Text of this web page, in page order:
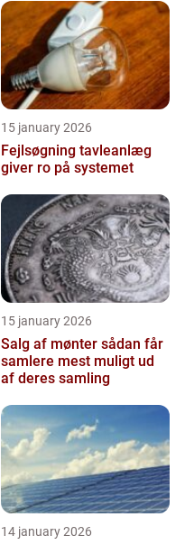
15 january 2026
Fejlsøgning tavleanlæg
giver ro på systemet
15 january 2026
Salg af mønter sådan får
samlere mest muligt ud
af deres samling
14 january 2026